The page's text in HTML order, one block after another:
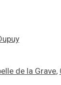
de la Grave,